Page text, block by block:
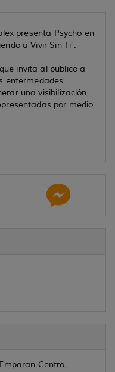
presenta Psycho en
a Vivir Sin Ti".
invita al publico a
enfermedades
una visibilización
por medio
Centro,